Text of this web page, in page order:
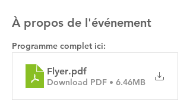
À propos de l'événement
Programme complet ici:
Flyer.pdf
Download PDF • 6.46MB